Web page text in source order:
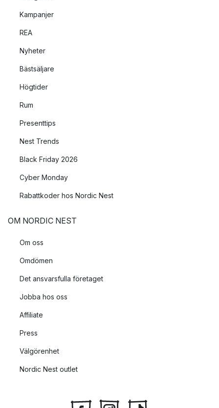
Kampanjer
REA
Nyheter
Bästsäljare
Högtider
Rum
Presenttips
Nest Trends
Black Friday 2026
Cyber Monday
Rabattkoder hos Nordic Nest
OM NORDIC NEST
Om oss
Omdömen
Det ansvarsfulla företaget
Jobba hos oss
Affiliate
Press
Välgörenhet
Nordic Nest outlet